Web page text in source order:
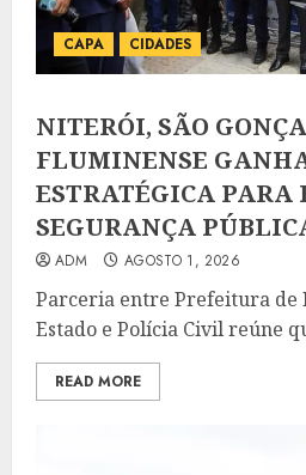
CAPA CIDADES
NITERÓI, SÃO
FLUMINENSE
ESTRATÉGICA PARA
SEGURANÇA
ADM AGOSTO 1, 2026
Parceria entre Prefeitura de
Estado e Polícia Civil reúne
READ MORE